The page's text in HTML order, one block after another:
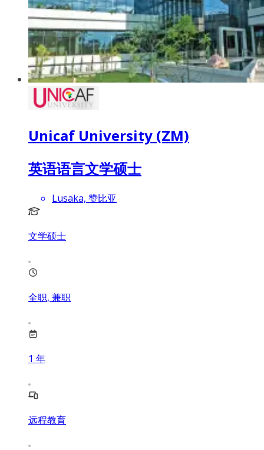
Unicaf University (ZM)
英语语言文学硕士
Lusaka, 赞比亚
文学硕士
全职, 兼职
1 年
远程教育